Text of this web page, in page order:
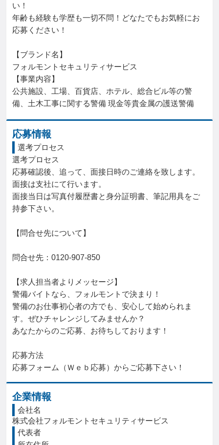
い！
年齢も経験も学歴も一切不問！どなたでもお気軽にお
応募ください！
【ブランド名】
フォルモントセキュリティサービス
【事業内容】
公共施設、工場、百貨店、ホテル、総合ビル等の警
備、土木工事に関する警備 現金等貴金属の護送警備
応募情報
選考プロセス
選考プロセス
応募確認後、追って、面接日時のご連絡を致します。
面接は支社にて行います。
面接当日は写真付履歴書と身分証明書、筆記用具をご
持参下さい。
【問合せ先について】
問合せ先：0120-907-850
【求人担当者よりメッセージ】
警備バイトなら、フォルモントで決まり！
警備のお仕事初心者の方でも、安心して始められま
す。ぜひチャレンジしてみませんか？
あなたからのご応募、お待ちしております！
応募方法
応募フォーム（Ｗｅｂ応募）からご応募下さい！
企業情報
会社名
株式会社フォルモントセキュリティサービス
代表者